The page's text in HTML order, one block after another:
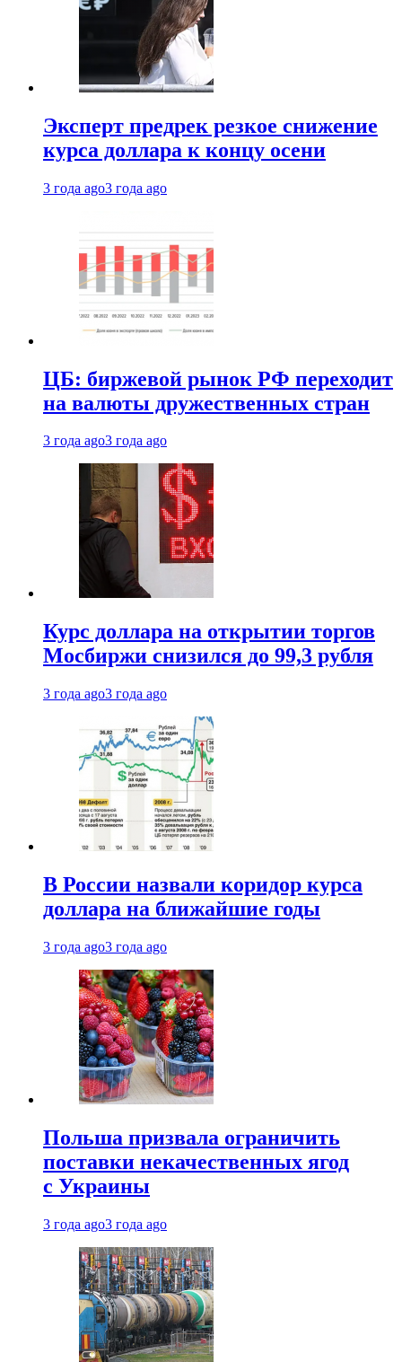
Эксперт предрек резкое снижение
курса доллара к концу осени
3 года ago3 года ago
ЦБ: биржевой рынок РФ переходит
на валюты дружественных стран
3 года ago3 года ago
Курс доллара на открытии торгов
Мосбиржи снизился до 99,3 рубля
3 года ago3 года ago
В России назвали коридор курса
доллара на ближайшие годы
3 года ago3 года ago
Польша призвала ограничить
поставки некачественных ягод
с Украины
3 года ago3 года ago